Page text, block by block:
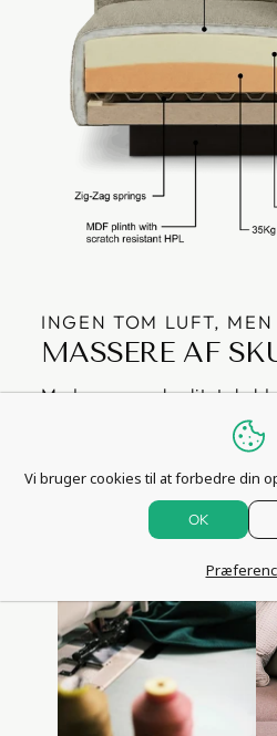
INGEN TOM LUFT, MEN
MASSERE AF
Med en masse kvalitets
og blødt fyld på alle flader
Vi bruger cookies til at forbedre din
OK